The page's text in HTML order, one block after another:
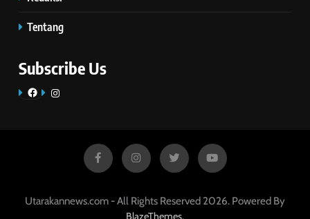
Tentang
Subscribe Us
FacebookInstagram
Utarakannews.com - All Rights Reserved 2026. Powered By
BlazeThemes.